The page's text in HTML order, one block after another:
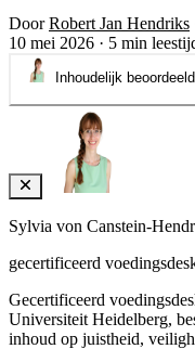
DoorRobert Jan Hendriks
10 mei 2026 · 5 min
Inhoudelijk
Sylvia von Canstein-
gecertificeerd
Gecertificeerd
Universiteit Heidelberg,
inhoud op juistheid,